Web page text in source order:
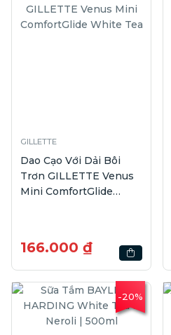
GILLETTE
Dao Cạo Với Dải Bôi
Trơn GILLETTE Venus
Mini ComfortGlide
166.000 ₫
-20%